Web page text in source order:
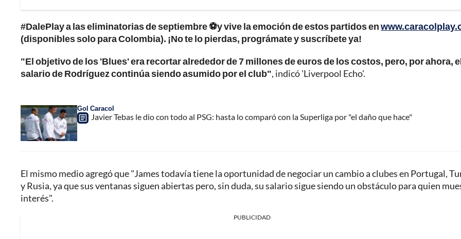
#DalePlay a las eliminatorias de septiembre ⚽y vive la emoción de estos partidos en
(disponibles solo para Colombia). ¡No te lo pierdas, prográmate y suscríbete ya!
"El objetivo de los 'Blues' era recortar alrededor de 7 millones de euros de los costos, pero, por ahora,
salario de Rodríguez continúa siendo asumido por el club", indicó 'Liverpool Echo'.
Gol Caracol
Javier Tebas le dio con todo al PSG: hasta lo comparó con la Superliga por "el daño que hace"
El mismo medio agregó que "James todavía tiene la oportunidad de negociar un cambio a clubes en Portugal,
y Rusia, ya que sus ventanas siguen abiertas pero, sin duda, su salario sigue siendo un obstáculo para quien
interés".
PUBLICIDAD